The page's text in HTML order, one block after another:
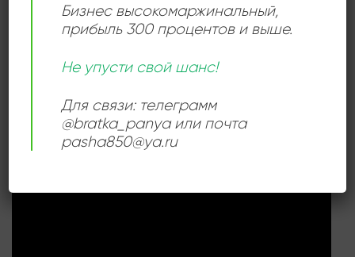
СЛУШАТЬ ОНЛАЙН:
Бизнес высокомаржинальный,
прибыль 300 процентов и выше.
Не упусти свой шанс!
Для связи: телеграмм
@bratka_panya или почта
pasha850@ya.ru